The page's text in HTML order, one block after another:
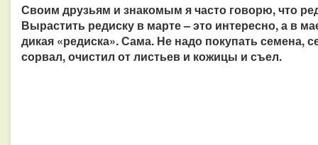
Своим друзьям и знакомым я часто говорю, что
Вырастить редиску в марте – это интересно, а в
дикая «редиска». Сама. Не надо покупать семена,
сорвал, очистил от листьев и кожицы и съел.